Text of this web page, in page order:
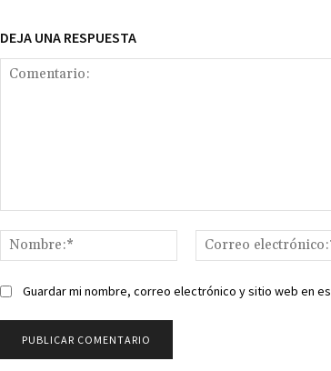
DEJA UNA RESPUESTA
Nombre:*
Guardar mi nombre, correo electrónico y sitio web en